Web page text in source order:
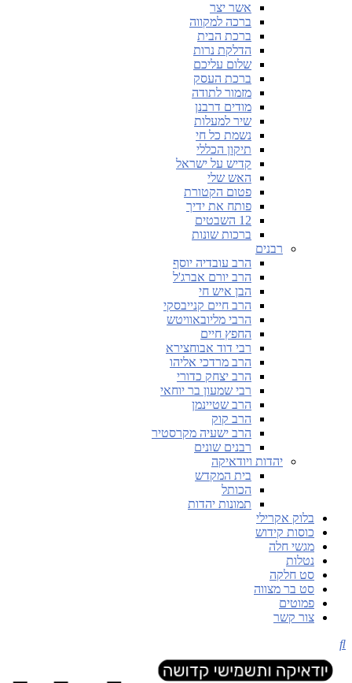
אשר יצר
ברכה למקווה
ברכת הבית
הדלקת נרות
שלום עליכם
ברכת העסק
מזמור לתודה
מודים דרבנן
שיר למעלות
נשמת כל חי
תיקון הכללי
קדיש על ישראל
האש שלי
פטום הקטורת
פותח את ידיך
12 השבטים
ברכות שונות
רבנים
הרב עובדיה יוסף
הרב יורם אברג'ל
הבן איש חי
הרב חיים קנייבסקי
הרבי מליובאוויטש
החפץ חיים
רבי דוד אבוחצירא
הרב מרדכי אליהו
הרב יצחק כדורי
רבי שמעון בר יוחאי
הרב שטיינמן
הרב קוק
הרב ישעיה מקרסטיר
רבנים שונים
יהדות ויודאיקה
בית המקדש
הכותל
תמונות יהדות
בלוק אקרילי
כוסות קידוש
מגשי חלה
נטלות
סט חלקה
סט בר מצווה
פמוטים
צור קשר